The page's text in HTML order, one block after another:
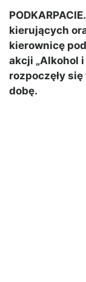
kierujących
kierownicę
akcji „Alkohol
rozpoczęły
dobę.